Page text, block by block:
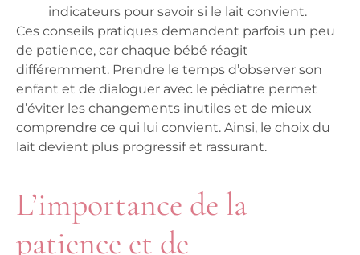
indicateurs pour savoir si le lait convient.
Ces conseils pratiques demandent parfois un peu
de patience, car chaque bébé réagit
différemment. Prendre le temps d’observer son
enfant et de dialoguer avec le pédiatre permet
d’éviter les changements inutiles et de mieux
comprendre ce qui lui convient. Ainsi, le choix du
lait devient plus progressif et rassurant.
L’importance de la
patience et de